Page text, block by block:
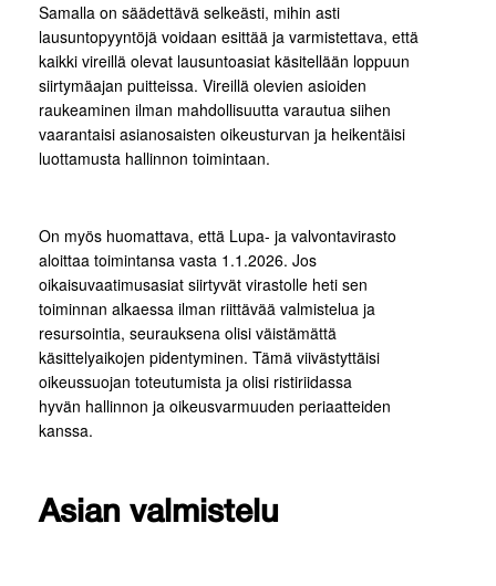
Samalla on säädettävä selkeästi, mihin asti
lausuntopyyntöjä voidaan esittää ja varmistettava, että
kaikki vireillä olevat lausuntoasiat käsitellään loppuun
siirtymäajan puitteissa. Vireillä olevien asioiden
raukeaminen ilman mahdollisuutta varautua siihen
vaarantaisi asianosaisten oikeusturvan ja heikentäisi
luottamusta hallinnon toimintaan.
On myös huomattava, että Lupa- ja valvontavirasto
aloittaa toimintansa vasta 1.1.2026. Jos
oikaisuvaatimusasiat siirtyvät virastolle heti sen
toiminnan alkaessa ilman riittävää valmistelua ja
resursointia, seurauksena olisi väistämättä
käsittelyaikojen pidentyminen. Tämä viivästyttäisi
oikeussuojan toteutumista ja olisi ristiriidassa
hyvän hallinnon ja oikeusvarmuuden periaatteiden
kanssa.
Asian valmistelu